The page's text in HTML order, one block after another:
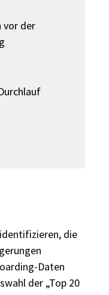
vor der
die
Daten
der „Top 20